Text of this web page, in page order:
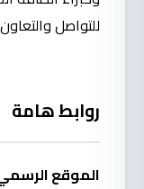
للتواصل
روابط هامة
الموقع